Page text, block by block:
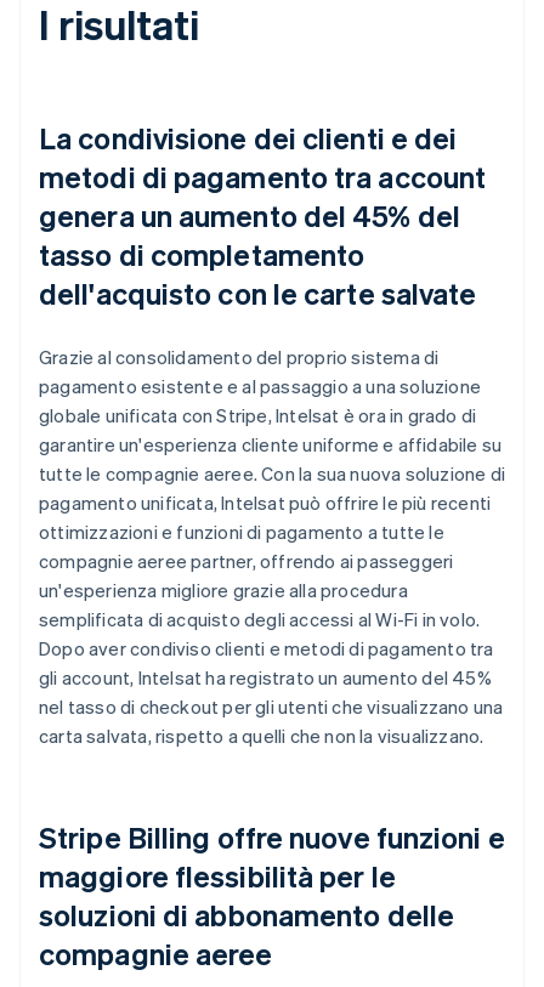
I risultati
La condivisione dei clienti e dei
metodi di pagamento tra account
genera un aumento del 45% del
tasso di completamento
dell'acquisto con le carte salvate
Grazie al consolidamento del proprio sistema di
pagamento esistente e al passaggio a una soluzione
globale unificata con Stripe, Intelsat è ora in grado di
garantire un'esperienza cliente uniforme e affidabile su
tutte le compagnie aeree. Con la sua nuova soluzione di
pagamento unificata, Intelsat può offrire le più recenti
ottimizzazioni e funzioni di pagamento a tutte le
compagnie aeree partner, offrendo ai passeggeri
un'esperienza migliore grazie alla procedura
semplificata di acquisto degli accessi al Wi-Fi in volo.
Dopo aver condiviso clienti e metodi di pagamento tra
gli account, Intelsat ha registrato un aumento del 45%
nel tasso di checkout per gli utenti che visualizzano una
carta salvata, rispetto a quelli che non la visualizzano.
Stripe Billing offre nuove funzioni e
maggiore flessibilità per le
soluzioni di abbonamento delle
compagnie aeree